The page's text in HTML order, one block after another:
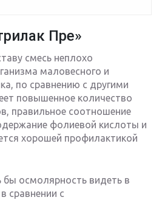
Пре»
смесь неплохо
маловесного и
по сравнению с другими
повышенное количество
правильное соотношение
фолиевой кислоты и
хорошей профилактикой
бы осмолярность видеть в
сравнении с